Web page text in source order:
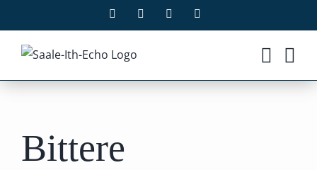
Inhalt
springen
Facebook Instagram
Bittere